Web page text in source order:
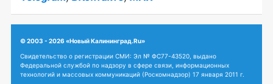
© 2003 - 2026 «Новый Калининград.Ru»
Свидетельство о регистрации СМИ: Эл № ФС77-43520, выдано
Федеральной службой по надзору в сфере связи, информационных
технологий и массовых коммуникаций (Роскомнадзор) 17 января 2011 г.